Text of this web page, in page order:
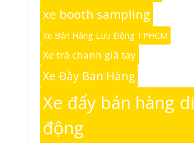
xe booth sampling
Xe Bán Hàng Lưu Động TPHCM
Xe trà chanh giã tay
Xe Đầy Bán Hàng
Xe đẩy bán hàng di
động